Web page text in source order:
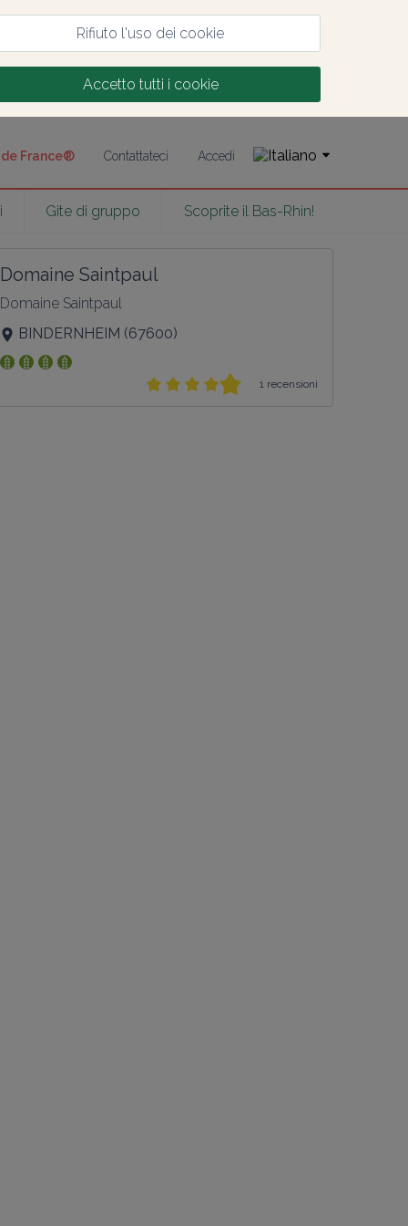
Rifiuto l'uso dei cookie
Accetto tutti i cookie
France® Contattateci Accedi
Gite di gruppo Scoprite il Bas-Rhin!
Domaine Saintpaul
Domaine Saintpaul
BINDERNHEIM (67600)
1 recensioni